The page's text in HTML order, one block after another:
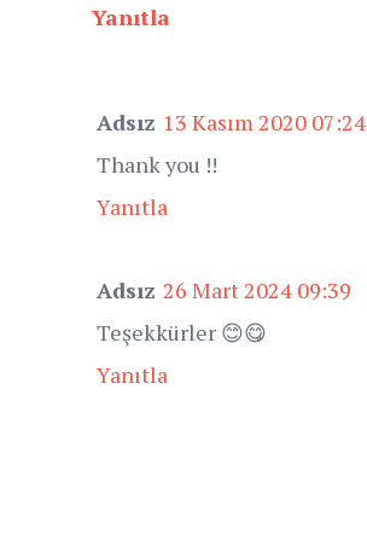
Yanıtla
Adsız 13 Kasım 2020 07:24
Thank you !!
Yanıtla
Adsız 26 Mart 2024 09:39
Teşekkürler 😊😋
Yanıtla